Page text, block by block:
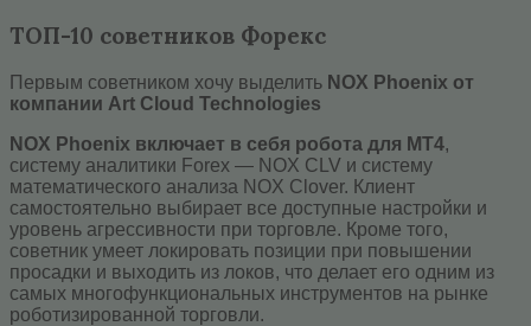
ТОП-10 советников Форекс
Первым советником хочу выделить NOX Phoenix от
компании Art Cloud Technologies
NOX Phoenix включает в себя робота для MT4,
систему аналитики Forex — NOX CLV и систему
математического анализа NOX Clover. Клиент
самостоятельно выбирает все доступные настройки и
уровень агрессивности при торговле. Кроме того,
советник умеет локировать позиции при повышении
просадки и выходить из локов, что делает его одним из
самых многофункциональных инструментов на рынке
роботизированной торговли.